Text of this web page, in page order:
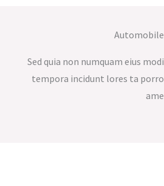
Automobile
Sed quia non numquam eius modi
tempora incidunt lores ta porro
ame